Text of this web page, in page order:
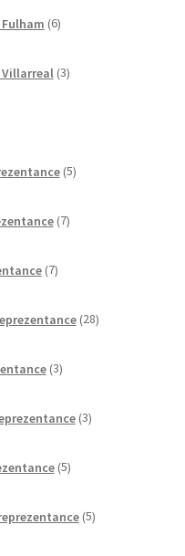
6izdelkov
3izdelki
5izdelkov
7izdelkov
7izdelkov
28izdelkov
3izdelki
3izdelki
5izdelkov
5izdelkov